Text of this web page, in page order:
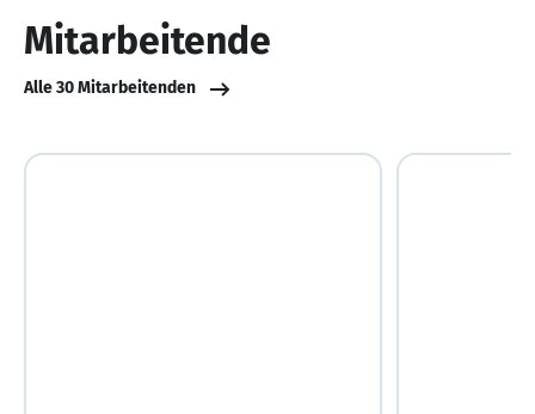
Mitarbeitende
Alle 30 Mitarbeitenden